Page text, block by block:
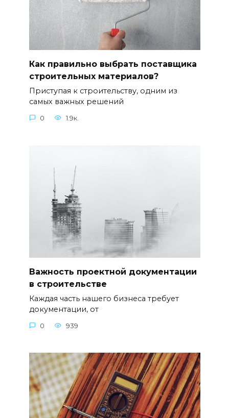
Как правильно выбрать поставщика
строительных материалов?
Приступая к строительству, одним из
самых важных решений
0 1.9к.
Важность проектной документации
в строительстве
Каждая часть нашего бизнеса требует
документации, от
0 939